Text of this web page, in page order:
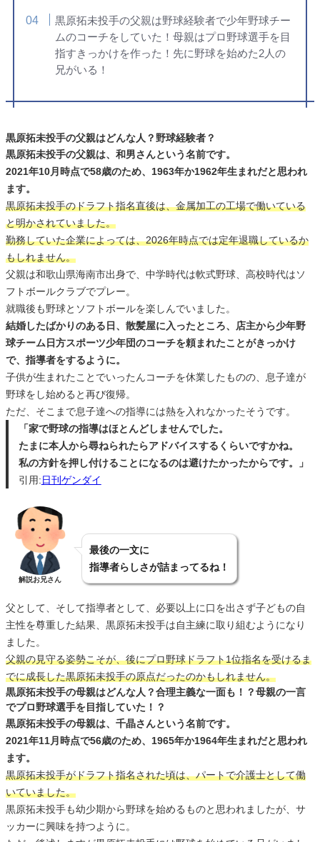
黒原拓未投手の父親は野球経験者で少年野球チー
ムのコーチをしていた！母親はプロ野球選手を目
指すきっかけを作った！先に野球を始めた2人の
兄がいる！
黒原拓未投手の父親はどんな人？野球経験者？
黒原拓未投手の父親は、和男さんという名前です。
2021年10月時点で58歳のため、1963年か1962年生まれだと思われ
ます。
黒原拓未投手のドラフト指名直後は、金属加工の工場で働いている
と明かされていました。
勤務していた企業によっては、2026年時点では定年退職しているか
もしれません。
父親は和歌山県海南市出身で、中学時代は軟式野球、高校時代はソ
フトボールクラブでプレー。
就職後も野球とソフトボールを楽しんでいました。
結婚したばかりのある日、散髪屋に入ったところ、店主から少年野
球チーム日方スポーツ少年団のコーチを頼まれたことがきっかけ
で、指導者をするように。
子供が生まれたことでいったんコーチを休業したものの、息子達が
野球をし始めると再び復帰。
ただ、そこまで息子達への指導には熱を入れなかったそうです。
「家で野球の指導はほとんどしませんでした。
たまに本人から尋ねられたらアドバイスするくらいですかね。
私の方針を押し付けることになるのは避けたかったからです。」
引用:日刊ゲンダイ
解説お兄さん
最後の一文に
指導者らしさが詰まってるね！
父として、そして指導者として、必要以上に口を出さず子どもの自
主性を尊重した結果、黒原拓未投手は自主練に取り組むようになり
ました。
父親の見守る姿勢こそが、後にプロ野球ドラフト1位指名を受けるま
でに成長した黒原拓未投手の原点だったのかもしれません。
黒原拓未投手の母親はどんな人？合理主義な一面も！？母親の一言
でプロ野球選手を目指していた！？
黒原拓未投手の母親は、千晶さんという名前です。
2021年11月時点で56歳のため、1965年か1964年生まれだと思われ
ます。
黒原拓未投手がドラフト指名された頃は、パートで介護士として働
いていました。
黒原拓未投手も幼少期から野球を始めるものと思われましたが、サ
ッカーに興味を持つように。